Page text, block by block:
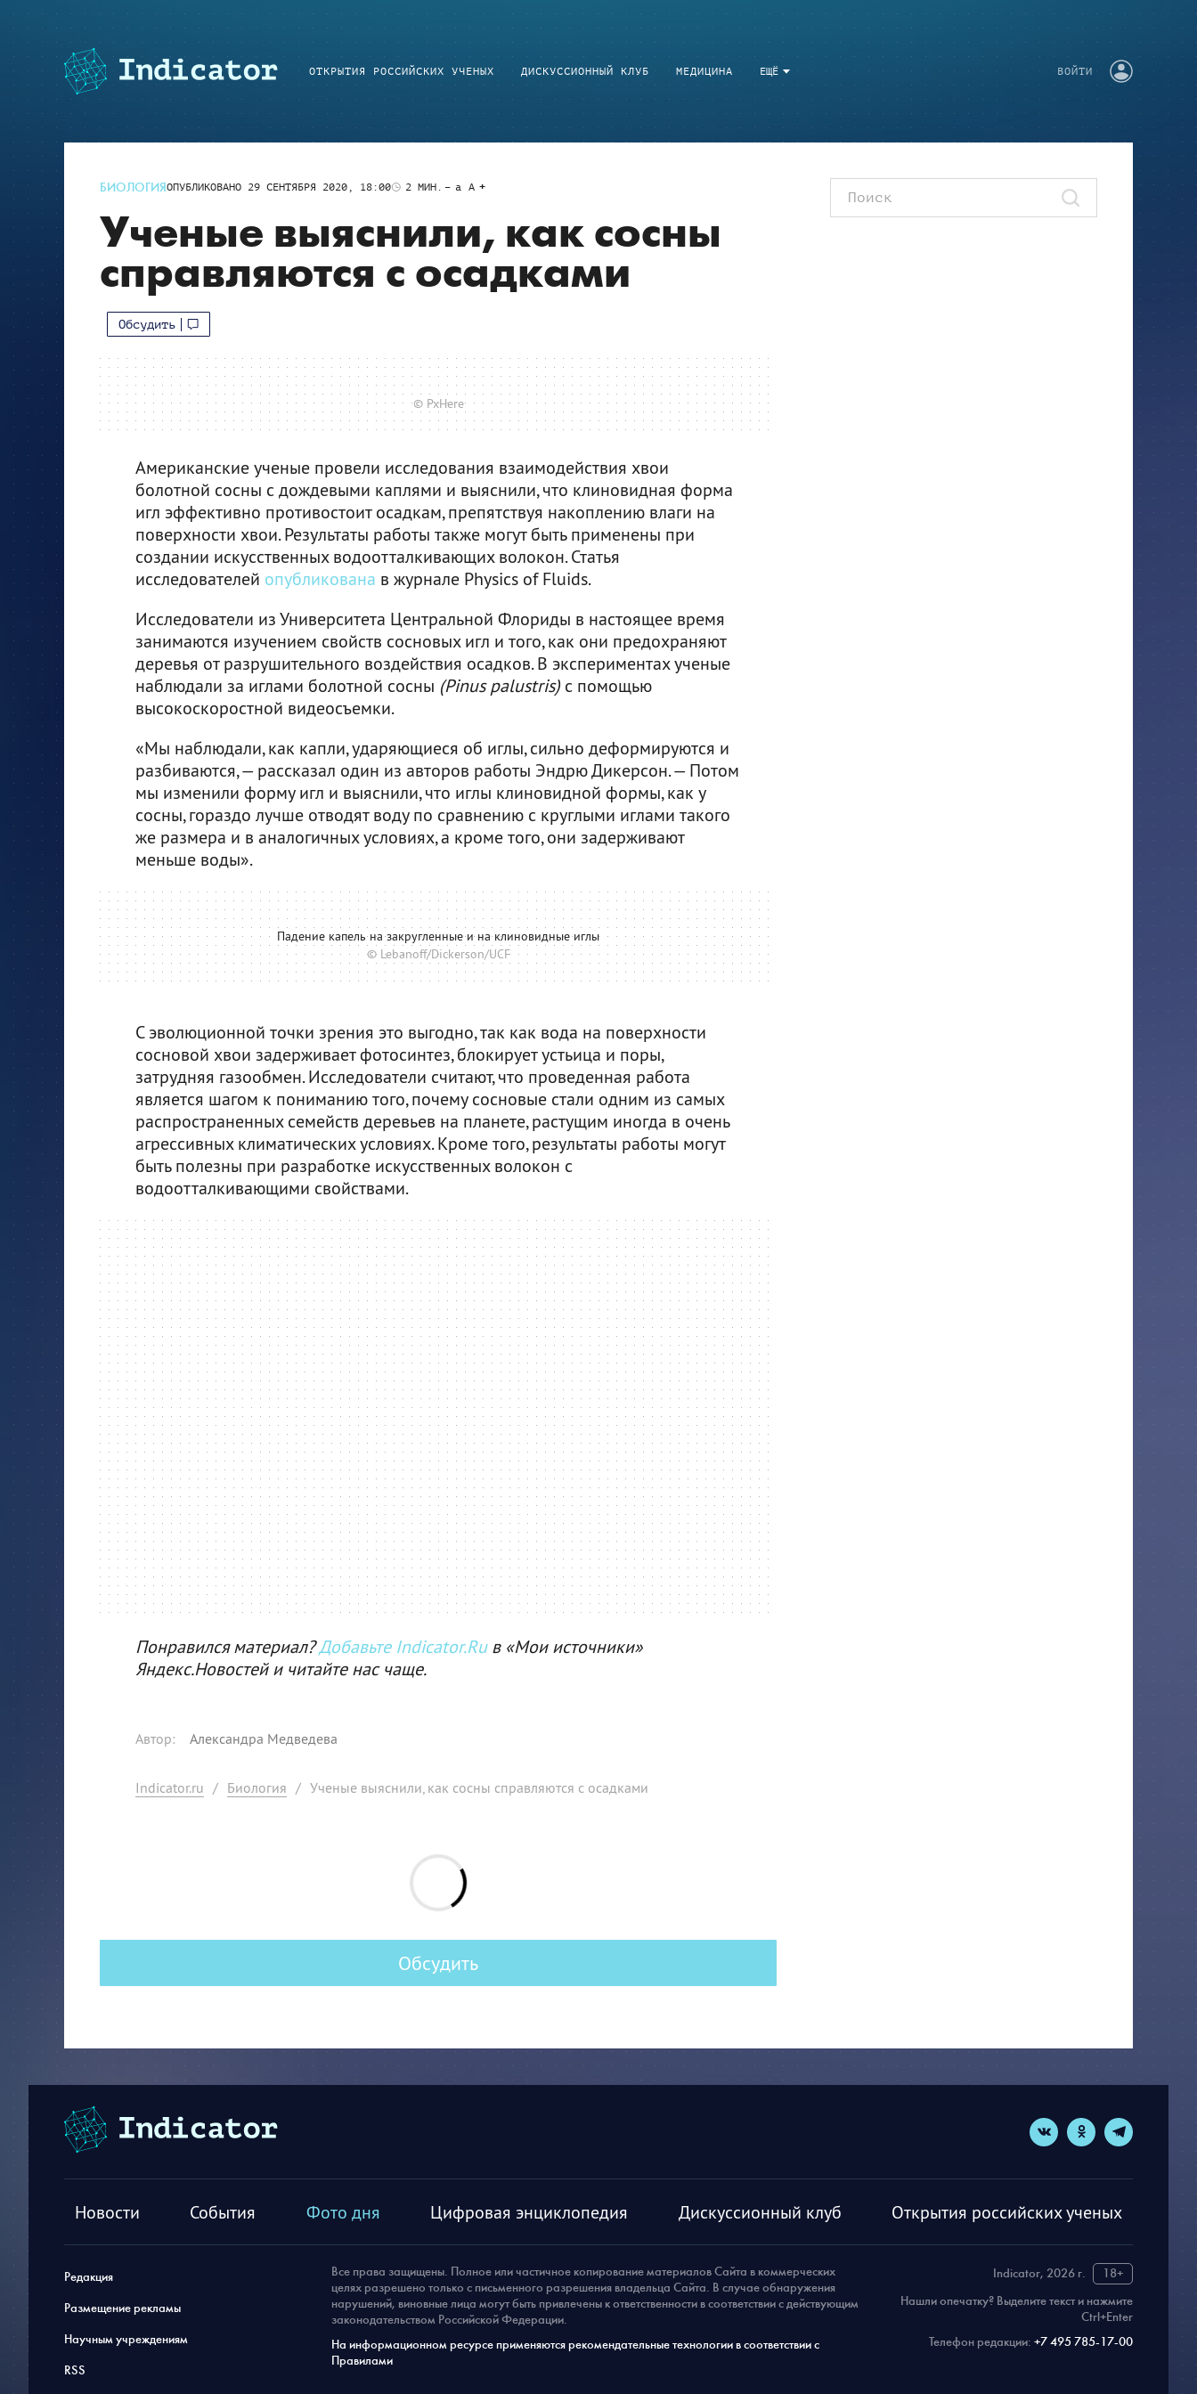
ЕЩЁ
ОТКРЫТИЯ РОССИЙСКИХ УЧЕНЫХ ДИСКУССИОННЫЙ КЛУБ МЕДИЦИНА ВОЙТИ
БИОЛОГИЯОПУБЛИКОВАНО 29 СЕНТЯБРЯ 2020, 18:00 2 МИН. a A
Ученые выяснили, как сосны
справляются с осадками
Обсудить
© PxHere
Американские ученые провели исследования взаимодействия хвои
болотной сосны с дождевыми каплями и выяснили, что клиновидная форма
игл эффективно противостоит осадкам, препятствуя накоплению влаги на
поверхности хвои. Результаты работы также могут быть применены при
создании искусственных водоотталкивающих волокон. Статья
исследователей опубликована в журнале Physics of Fluids.
Исследователи из Университета Центральной Флориды в настоящее время
занимаются изучением свойств сосновых игл и того, как они предохраняют
деревья от разрушительного воздействия осадков. В экспериментах ученые
наблюдали за иглами болотной сосны (Pinus palustris) с помощью
высокоскоростной видеосъемки.
«Мы наблюдали, как капли, ударяющиеся об иглы, сильно деформируются и
разбиваются, — рассказал один из авторов работы Эндрю Дикерсон. — Потом
мы изменили форму игл и выяснили, что иглы клиновидной формы, как у
сосны, гораздо лучше отводят воду по сравнению с круглыми иглами такого
же размера и в аналогичных условиях, а кроме того, они задерживают
меньше воды».
Падение капель на закругленные и на клиновидные иглы
© Lebanoff/Dickerson/UCF
С эволюционной точки зрения это выгодно, так как вода на поверхности
сосновой хвои задерживает фотосинтез, блокирует устьица и поры,
затрудняя газообмен. Исследователи считают, что проведенная работа
является шагом к пониманию того, почему сосновые стали одним из самых
распространенных семейств деревьев на планете, растущим иногда в очень
агрессивных климатических условиях. Кроме того, результаты работы могут
быть полезны при разработке искусственных волокон с
водоотталкивающими свойствами.
Понравился материал?Добавьте Indicator.Ruв «Мои источники»
Яндекс.Новостей и читайте нас чаще.
Автор: Александра Медведева
Indicator.ru / Биология / Ученые выяснили, как сосны справляются с осадками
Обсудить
Новости События Фото дня Цифровая энциклопедия Дискуссионный клуб Открытия российских ученых
Редакция
Размещение рекламы
Научным учреждениям
RSS
Indicator, 2026 г.
18+
Нашли опечатку? Выделите текст и нажмите
Ctrl+Enter
Телефон редакции: +7 495 785-17-00
Все права защищены. Полное или частичное копирование материалов Сайта в коммерческих
целях разрешено только с письменного разрешения владельца Сайта. В случае обнаружения
нарушений, виновные лица могут быть привлечены к ответственности в соответствии с действующим
законодательством Российской Федерации.
На информационном ресурсе применяются рекомендательные технологии в соответствии с
Правилами